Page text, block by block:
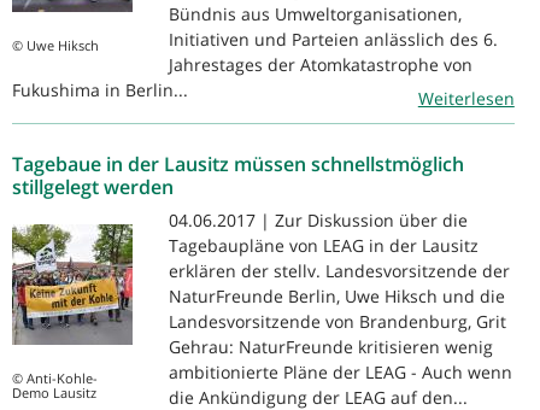
© Uwe Hiksch
Bündnis aus Umweltorganisationen,
Initiativen und Parteien anlässlich des 6.
Jahrestages der Atomkatastrophe von
Fukushima in Berlin...
Weiterlesen
Tagebaue in der Lausitz müssen schnellstmöglich
stillgelegt werden
© Anti-Kohle-
Demo Lausitz
04.06.2017 | Zur Diskussion über die
Tagebaupläne von LEAG in der Lausitz
erklären der stellv. Landesvorsitzende der
NaturFreunde Berlin, Uwe Hiksch und die
Landesvorsitzende von Brandenburg, Grit
Gehrau: NaturFreunde kritisieren wenig
ambitionierte Pläne der LEAG - Auch wenn
die Ankündigung der LEAG auf den...